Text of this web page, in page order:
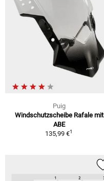
Puig
Windschutzscheibe Rafale mit
ABE
135,99 €1